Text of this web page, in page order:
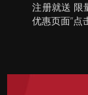
注册就送 限
优惠页面”点